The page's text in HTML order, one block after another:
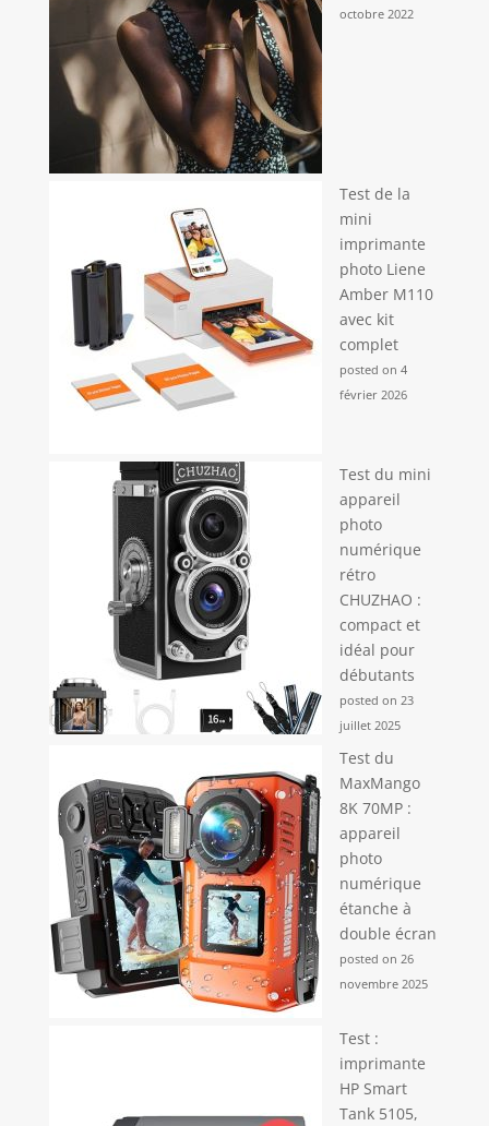
facile à utiliser, ce
qui en fait un choix
idéal pour les
débutants, les
enfants, les seniors
et les étudiants.
octobre 2022
Test de la
mini
imprimante
photo Liene
Amber M110
avec kit
complet
posted on 4
février 2026
Test du mini
appareil
photo
numérique
rétro
CHUZHAO :
compact et
idéal pour
débutants
posted on 23
juillet 2025
Test du
MaxMango
8K 70MP :
appareil
photo
numérique
étanche à
double écran
posted on 26
novembre 2025
Test :
imprimante
HP Smart
Tank 5105,